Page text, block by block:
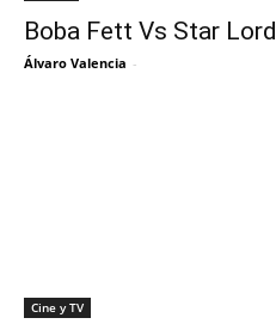
Boba Fett Vs Star Lord
Álvaro Valencia -
Cine y TV